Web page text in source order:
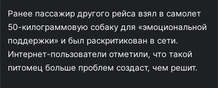
Ранее пассажир другого рейса взял в самолет
50-килограммовую собаку для «эмоциональной
поддержки» и был раскритикован в сети.
Интернет-пользователи отметили, что такой
питомец больше проблем создаст, чем решит.